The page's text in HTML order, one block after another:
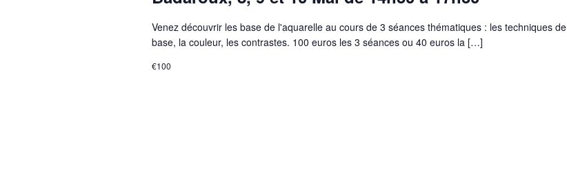
Venez découvrir les base de l'aquarelle au cours de 3 séances thématiques : les techniques de
base, la couleur, les contrastes. 100 euros les 3 séances ou 40 euros la […]
€100